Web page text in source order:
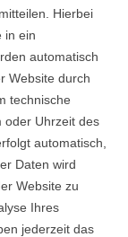
Hierbei
in ein
automatisch
Website durch
technische
oder Uhrzeit des
automatisch,
Daten wird
Website zu
Ihres
jederzeit das